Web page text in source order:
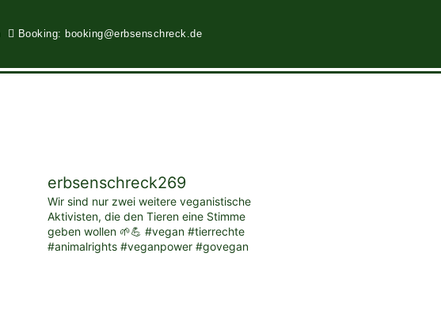
Booking: booking@erbsenschreck.de
erbsenschreck269
Wir sind nur zwei weitere veganistische
Aktivisten, die den Tieren eine Stimme
geben wollen 🌱💪 #vegan #tierrechte
#animalrights #veganpower #govegan